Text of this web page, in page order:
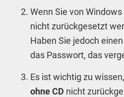
Wenn Sie von
nicht zurückgesetzt
Haben Sie jedoch
das Passwort, das
Es ist wichtig zu
ohne CD nicht